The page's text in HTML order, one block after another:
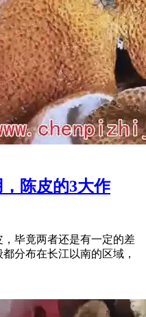
陈皮的3大作
毕竟两者还是有一定的差
分布在长江以南的区域，